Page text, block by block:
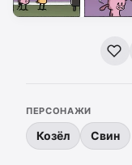
ПЕРСОНАЖИ
Козёл Свин